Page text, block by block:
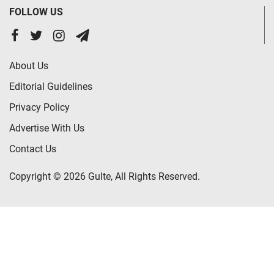
FOLLOW US
About Us
Editorial Guidelines
Privacy Policy
Advertise With Us
Contact Us
Copyright © 2026 Gulte, All Rights Reserved.